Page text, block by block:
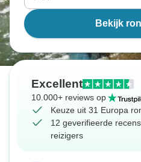
Bekijk
Excellent
10.000+ reviews op
Keuze uit 31 Europa
12 geverifieerde
reizigers